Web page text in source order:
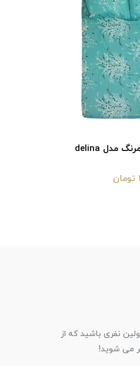
سرویس ملحفه بومرنگ مدل delina
نفری باشید که از
می شوید!